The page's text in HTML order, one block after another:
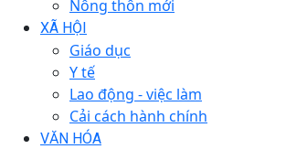
Nông thôn mới
XÃ HỘI
Giáo dục
Y tế
Lao động - việc làm
Cải cách hành chính
VĂN HÓA